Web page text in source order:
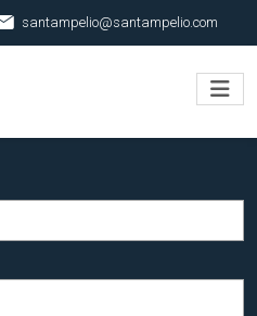
santampelio@santampelio.com